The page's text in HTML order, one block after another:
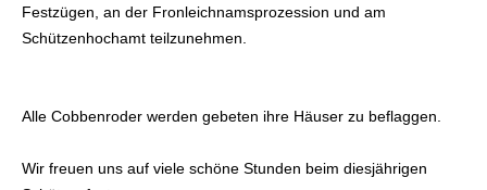
Festzügen, an der Fronleichnamsprozession und am
Schützenhochamt teilzunehmen.
Alle Cobbenroder werden gebeten ihre Häuser zu beflaggen.
Wir freuen uns auf viele schöne Stunden beim diesjährigen